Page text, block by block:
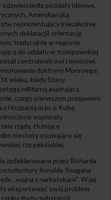
podziały ideowe,
Amerykańską
reprezentujący (niezależnie
deklaracji) orientację
tradycyjnie w regionie
do udziału w trumpowskiej
centrolewicowi i lewicowi.
doktryny Monroego,
wieku, kiedy Stany
militarną aspirującą
czego pierwszym przejawem
Hiszpanią m.in. o Kubę.
wspierały
rządy, tłumiące
niestety osuwające się
czy pekińskiej.
zadeklarowana przez Richarda
Ronalda Reagana
„wojna z narkotykami”. W jej
eksportować swój problem
rynku zbytu substancji